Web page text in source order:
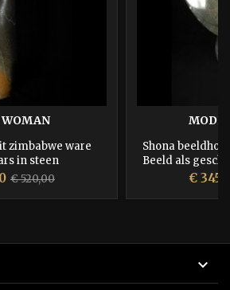
WOMAN
zimbabwe ware
in steen
Normale
prijs
€ 520,00
Shona
Beeld als
voor een
Prijs
€
